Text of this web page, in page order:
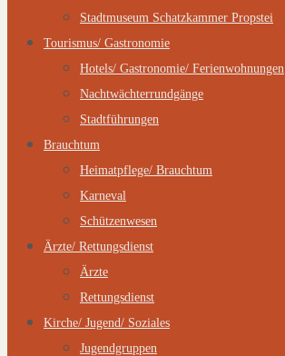
Stadtmuseum Schatzkammer Propstei
Tourismus/ Gastronomie
Hotels/ Gastronomie/ Ferienwohnungen
Nachtwächterrundgänge
Stadtführungen
Brauchtum
Heimatpflege/ Brauchtum
Karneval
Schützenwesen
Ärzte/ Rettungsdienst
Ärzte
Rettungsdienst
Kirche/ Jugend/ Soziales
Jugendgruppen